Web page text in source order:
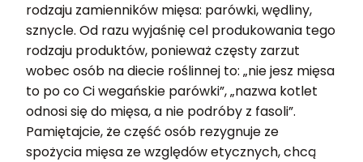
rodzaju zamienników mięsa: parówki, wędliny,
sznycle. Od razu wyjaśnię cel produkowania tego
rodzaju produktów, ponieważ częsty zarzut
wobec osób na diecie roślinnej to: „nie jesz mięsa
to po co Ci wegańskie parówki”, „nazwa kotlet
odnosi się do mięsa, a nie podróby z fasoli”.
Pamiętajcie, że część osób rezygnuje ze
spożycia mięsa ze względów etycznych, chcą